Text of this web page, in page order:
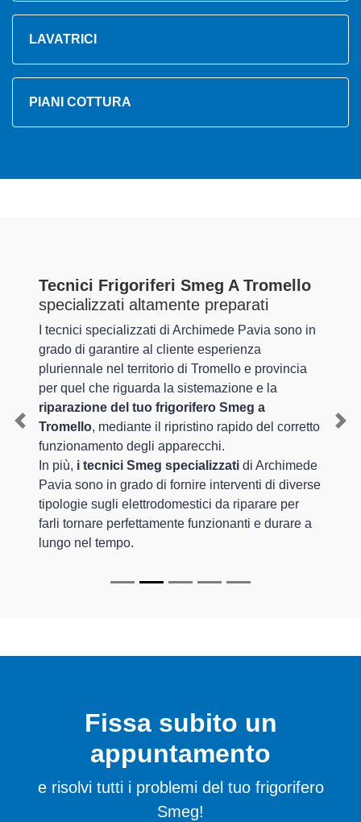
LAVATRICI
PIANI COTTURA
Tecnici Frigoriferi Smeg A Tromello
specializzati altamente preparati
I tecnici specializzati di Archimede Pavia sono in
grado di garantire al cliente esperienza
pluriennale nel territorio di Tromello e provincia
per quel che riguarda la sistemazione e la
riparazione del tuo frigorifero Smeg a
Tromello, mediante il ripristino rapido del corretto
funzionamento degli apparecchi.
In più, i tecnici Smeg specializzati di Archimede
Pavia sono in grado di fornire interventi di diverse
tipologie sugli elettrodomestici da riparare per
farli tornare perfettamente funzionanti e durare a
lungo nel tempo.
Previous
Fissa subito un
appuntamento
e risolvi tutti i problemi del tuo frigorifero
Smeg!